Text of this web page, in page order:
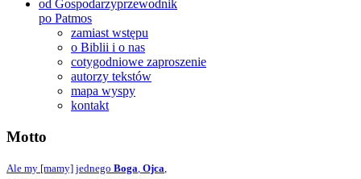
od Gospodarzyprzewodnik
po Patmos
zamiast wstępu
o Biblii i o nas
cotygodniowe zaproszenie
autorzy tekstów
mapa wyspy
kontakt
Motto
Ale my [mamy] jednego Boga, Ojca,